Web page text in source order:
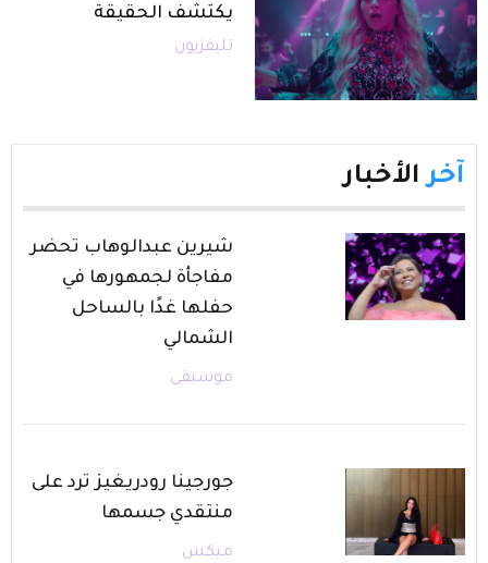
يكتشف الحقيقة
تليفزيون
آخر الأخبار
شيرين عبدالوهاب تحضر
مفاجأة لجمهورها في
حفلها غدًا بالساحل
الشمالي
موسيقى
جورجينا رودريغيز ترد على
منتقدي جسمها
ميكس